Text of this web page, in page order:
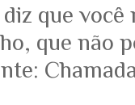
que você
que não